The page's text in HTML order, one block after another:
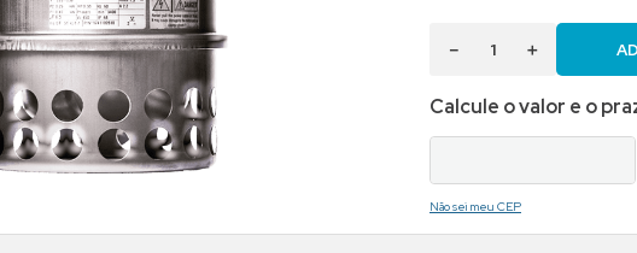
＋
－
Não sei meu CEP